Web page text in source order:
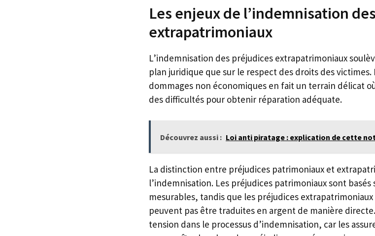
Les enjeux de l’indemnisation
extrapatrimoniaux
L’indemnisation des préjudices extrapatrimoniaux
plan juridique que sur le respect des droits des
dommages non économiques en fait un terrain délicat
des difficultés pour obtenir réparation adéquate.
Découvrez aussi : Loi anti piratage : explication de cette
La distinction entre préjudices patrimoniaux et
l’indemnisation. Les préjudices patrimoniaux sont
mesurables, tandis que les préjudices
peuvent pas être traduites en argent de manière
tension dans le processus d’indemnisation, car les